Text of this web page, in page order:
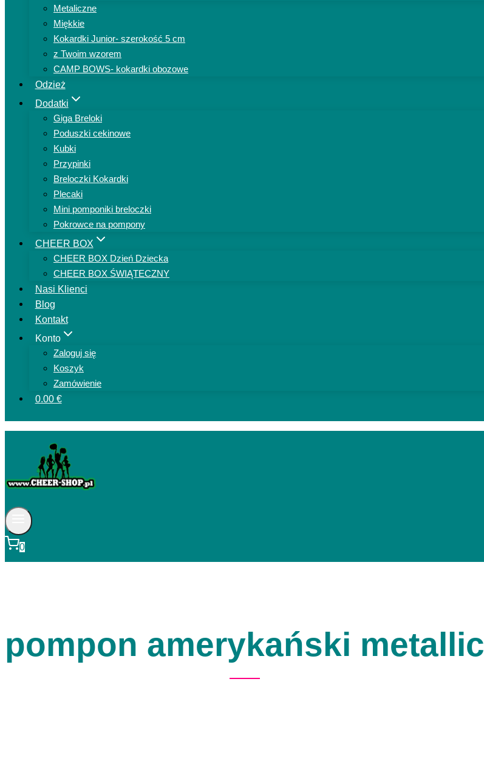
Metaliczne
Miękkie
Kokardki Junior- szerokość 5 cm
z Twoim wzorem
CAMP BOWS- kokardki obozowe
Odzież
Dodatki
Giga Breloki
Poduszki cekinowe
Kubki
Przypinki
Breloczki Kokardki
Plecaki
Mini pomponiki breloczki
Pokrowce na pompony
CHEER BOX
CHEER BOX Dzień Dziecka
CHEER BOX ŚWIĄTECZNY
Nasi Klienci
Blog
Kontakt
Konto
Zaloguj się
Koszyk
Zamówienie
0.00 €
0
pompon amerykański metallic